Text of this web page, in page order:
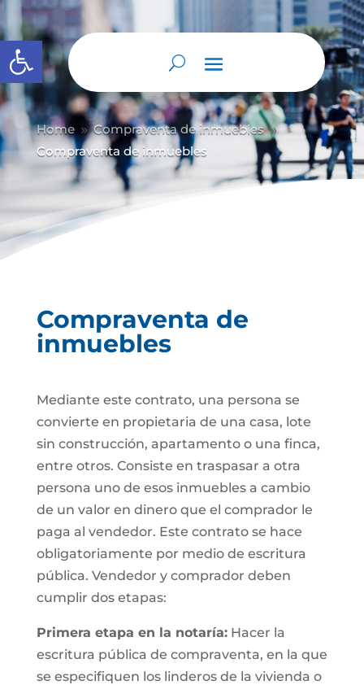
Abrir barra de herramientas
Home 9 Compraventa de inmuebles 9
Compraventa de inmuebles
Compraventa de
inmuebles
Mediante este contrato, una persona se
convierte en propietaria de una casa, lote
sin construcción, apartamento o una finca,
entre otros. Consiste en traspasar a otra
persona uno de esos inmuebles a cambio
de un valor en dinero que el comprador le
paga al vendedor. Este contrato se hace
obligatoriamente por medio de escritura
pública. Vendedor y comprador deben
cumplir dos etapas:
Primera etapa en la notaría:Hacer la
escritura pública de compraventa, en la que
se especifiquen los linderos de la vivienda o